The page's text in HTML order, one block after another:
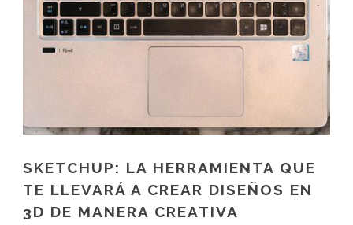
SKETCHUP: LA HERRAMIENTA QUE
TE LLEVARÁ A CREAR DISEÑOS EN
3D DE MANERA CREATIVA